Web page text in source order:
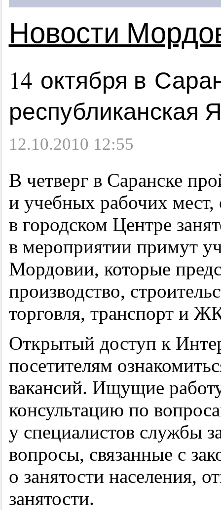
Новости
14 октября в
республиканская
12.10.2010 12:55
В четверг в Саранске
и учебных рабочих
в городском Центре
в мероприятии примут
Мордовии, которые
производство,
торговля, транспорт и
Открытый доступ к
посетителям
вакансий. Ищущие
консультацию по
у специалистов службы
вопросы, связанные с
о занятости населения,
занятости.